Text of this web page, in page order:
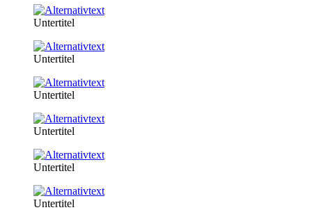
Untertitel
Untertitel
Untertitel
Untertitel
Untertitel
Untertitel